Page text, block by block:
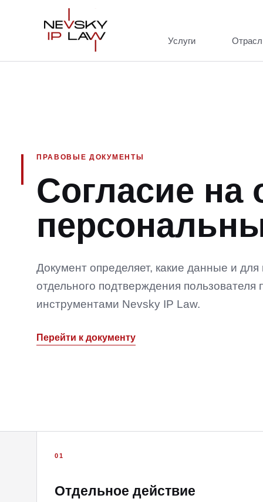
Услуги
ПРАВОВЫЕ ДОКУМЕНТЫ
Согласие на
Документ определяет, какие данные и
отдельного подтверждения
инструментами Nevsky IP Law.
Перейти к документу
01
Отдельное действие